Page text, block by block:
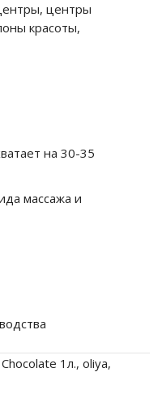
центры
красоты,
на 30-35
массажа и
1л., oliya,